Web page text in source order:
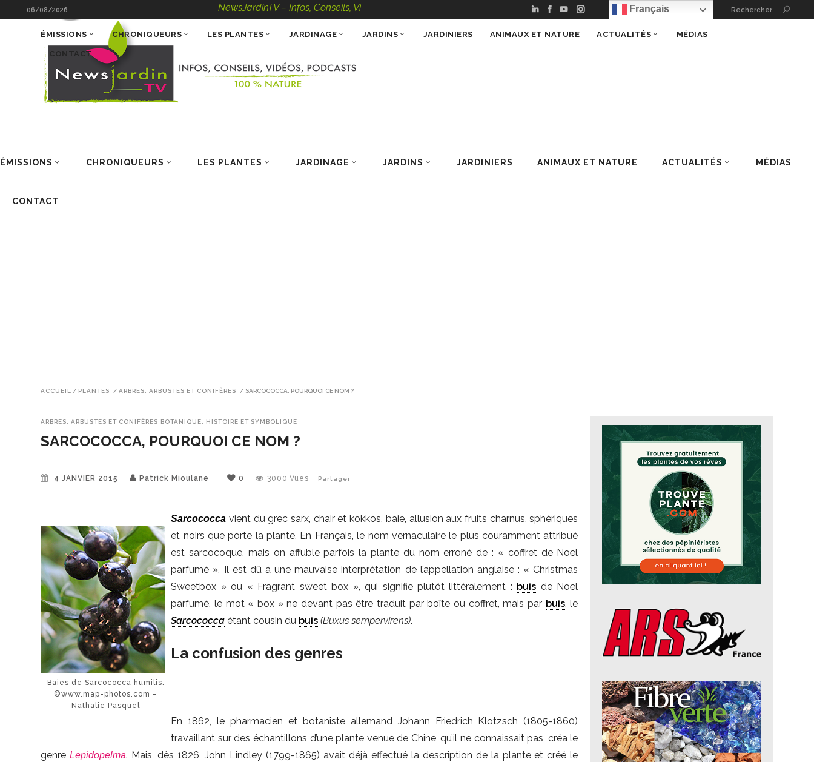
06/08/2026 NewsJardinTV – Infos, Conseils, Vidéos, Podcasts – 100 % Nature Français Rechercher
ÉMISSIONS CHRONIQUEURS LES PLANTES JARDINAGE JARDINS JARDINIERS ANIMAUX ET NATURE ACTUALITÉS MÉDIAS
CONTACT
ÉMISSIONS CHRONIQUEURS LES PLANTES JARDINAGE JARDINS JARDINIERS ANIMAUX ET NATURE ACTUALITÉS MÉDIAS
CONTACT
ACCUEIL / PLANTES / ARBRES, ARBUSTES ET CONIFÈRES / SARCOCOCCA, POURQUOI CE NOM ?
ARBRES, ARBUSTES ET CONIFÈRES BOTANIQUE, HISTOIRE ET SYMBOLIQUE
SARCOCOCCA, POURQUOI CE NOM ?
4 JANVIER 2015 Patrick Mioulane 0 3000 Vues Partager
Baies de Sarcococca humilis.
©www.map-photos.com –
Nathalie Pasquel
Sarcococca vient du grec sarx, chair et kokkos, baie, allusion aux fruits charnus, sphériques
et noirs que porte la plante. En Français, le nom vernaculaire le plus couramment attribué
est sarcocoque, mais on affuble parfois la plante du nom erroné de : « coffret de Noël
parfumé ». Il est dû à une mauvaise interprétation de l’appellation anglaise : « Christmas
Sweetbox » ou « Fragrant sweet box », qui signifie plutôt littéralement : buis de Noël
parfumé, le mot « box » ne devant pas être traduit par boîte ou coffret, mais par buis, le
Sarcococca étant cousin du buis (Buxus sempervirens).
La confusion des genres
En 1862, le pharmacien et botaniste allemand Johann Friedrich Klotzsch (1805-1860)
travaillant sur des échantillons d’une plante venue de Chine, qu’il ne connaissait pas, créa le
genreLepidopelma. Mais, dès 1826, John Lindley (1799-1865) avait déjà effectué la description de la plante et créé le